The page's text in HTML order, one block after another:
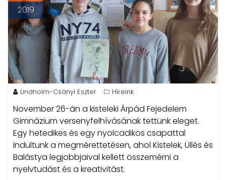
2019
Lindholm-Csányi Eszter Híreink
November 26-án a kisteleki Árpád Fejedelem
Gimnázium versenyfelhívásának tettünk eleget.
Egy hetedikes és egy nyolcadikos csapattal
indultunk a megmérettetésen, ahol Kistelek, Üllés és
Balástya legjobbjaival kellett összemérni a
nyelvtudást és a kreativitást.